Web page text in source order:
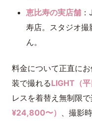
恵比寿の実店舗：
寿店。スタジオ
ん。
料金について正直に
装で撮れるLIGHT（
レスを着替え無制限
¥24,800〜）
、撮影